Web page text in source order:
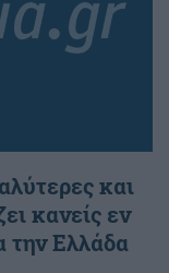
και
κανείς εν
την Ελλάδα